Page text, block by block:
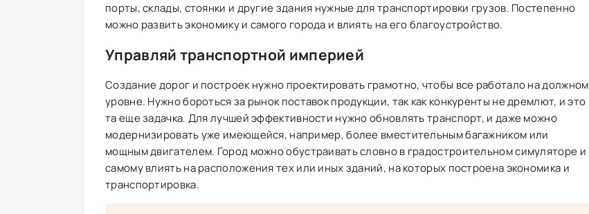
порты, склады, стоянки и другие здания нужные для транспортировки грузов. Постепенно
можно развить экономику и самого города и влиять на его благоустройство.
Управляй транспортной империей
Создание дорог и построек нужно проектировать грамотно, чтобы все работало на должном
уровне. Нужно бороться за рынок поставок продукции, так как конкуренты не дремлют, и это
та еще задачка. Для лучшей эффективности нужно обновлять транспорт, и даже можно
модернизировать уже имеющейся, например, более вместительным багажником или
мощным двигателем. Город можно обустраивать словно в градостроительном симуляторе и
самому влиять на расположения тех или иных зданий, на которых построена экономика и
транспортировка.